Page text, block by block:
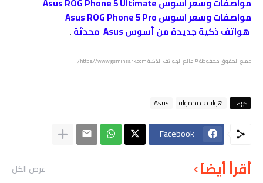
مواصفات وسعر اسوس Asus ROG Phone 5 Pro
هواتف ذكية جديدة من أسوس Asus محدثة
.
جميع الحقوق محفوظة© عالم الهواتف الذكية https://www.gsminsark.com/.
Tags هواتف محمولة Asus
Facebook
أقرأ أيضاً عرض الكل